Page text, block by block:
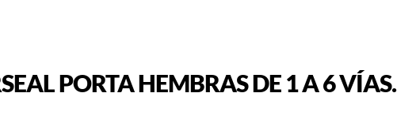
PORTA HEMBRAS DE 1 A 6 VÍAS.